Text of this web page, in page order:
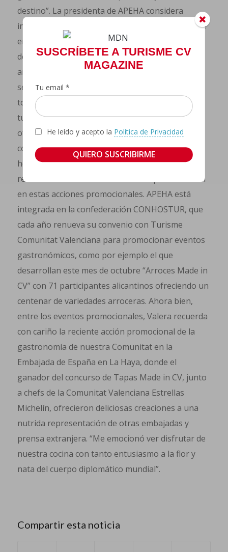
SUSCRÍBETE A TURISME CV
MAGAZINE
Tu email *
He leído y acepto la Política de Privacidad
destino”. La presidenta de APEHA considera
innegable que la Comunitat Valenciana, y Alicante
en concreto, son destinos gastronómicos
destacados gracias a la fama mundial de sus
arroces, y de la paella en particular. En este
sentido, se siente especialmente orgullosa de
todos los eventos de promoción gastronómica y
turística que realizan porque ponen en valor la
oferta gastronómica local tanto en la Comunitat
como más allá de las fronteras nacionales. De
hecho, la gala aniversario incluirá también un
reconocimiento a los restaurantes que colaboran
en estas acciones promocionales. APEHA está
integrada en la confederación CONHOSTUR, que
cada año renueva su convenio con Turisme
Comunitat Valenciana para promocionar eventos
gastronómicos, como por ejemplo el que
desarrollan este mes de octubre “Arroces Made in
CV” con 71 participantes alicantinos ofreciendo un
centenar de variedades arroceras. Ahora bien,
entre los eventos promocionales, Valera recuerda
con cariño la reciente acción promocional de la
gastronomía de nuestra Comunitat en la
Embajada de España en La Haya, donde el
ganador del concurso de Tapas Made in CV, junto
a chefs de la Comunitat Valenciana Estrellas
Michelín, ofrecieron deliciosas creaciones a una
nutrida representación de otras embajadas y
prensa extranjera. “Me emocionó ver disfrutar de
nuestra cocina con tanto entusiasmo a la flor y
nata del cuerpo diplomático mundial”.
Compartir esta noticia